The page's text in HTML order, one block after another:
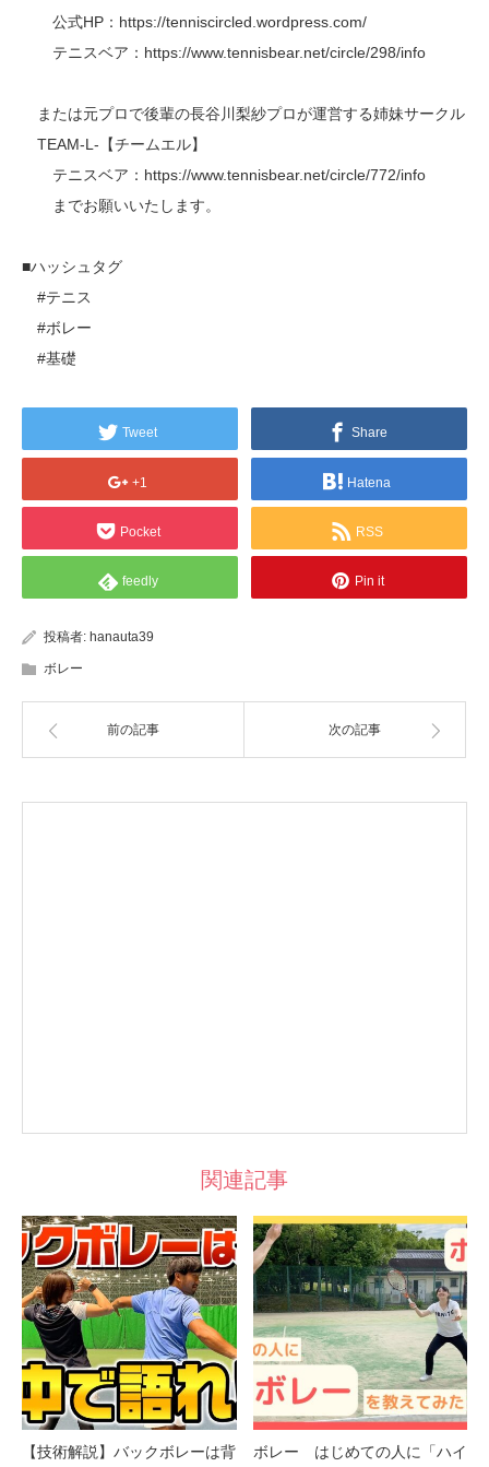
公式HP：https://tenniscircled.wordpress.com/
テニスベア：https://www.tennisbear.net/circle/298/info
または元プロで後輩の長谷川梨紗プロが運営する姉妹サークル
TEAM-L-【チームエル】
テニスベア：https://www.tennisbear.net/circle/772/info
までお願いいたします。
■ハッシュタグ
#テニス
#ボレー
#基礎
Tweet Share
+1 Hatena
Pocket RSS
feedly Pin it
投稿者: hanauta39
ボレー
前の記事 次の記事
関連記事
【技術解説】バックボレーは背
ボレー はじめての人に「ハイ